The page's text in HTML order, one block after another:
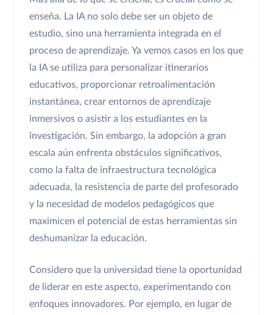
enseña. La IA no solo debe ser un objeto de
estudio, sino una herramienta integrada en el
proceso de aprendizaje. Ya vemos casos en los que
la IA se utiliza para personalizar itinerarios
educativos, proporcionar retroalimentación
instantánea, crear entornos de aprendizaje
inmersivos o asistir a los estudiantes en la
investigación. Sin embargo, la adopción a gran
escala aún enfrenta obstáculos significativos,
como la falta de infraestructura tecnológica
adecuada, la resistencia de parte del profesorado
y la necesidad de modelos pedagógicos que
maximicen el potencial de estas herramientas sin
deshumanizar la educación.
Considero que la universidad tiene la oportunidad
de liderar en este aspecto, experimentando con
enfoques innovadores. Por ejemplo, en lugar de